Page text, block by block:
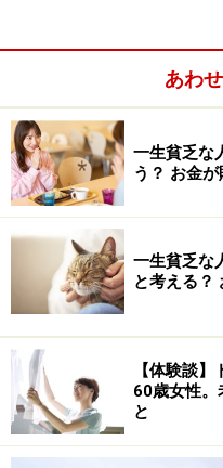
減額される年金額
減額率
実際にもらえる年金
額－減額される年金
65歳でもらえる予定の
確認してみましょう。
（例）
65歳から月15万円もら
げ）で受給する場合の年
あわ
一生貧乏な
う？ お金
一生貧乏な
と考える？
【体験談
60歳女性。
と